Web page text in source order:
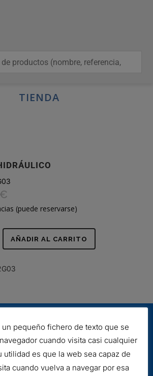
TIENDA
€
(puede reservarse)
AÑADIR AL CARRITO
un pequeño fichero de texto que se
cuando visita casi cualquier
utilidad es que la web sea capaz de
cuando vuelva a navegar por esa